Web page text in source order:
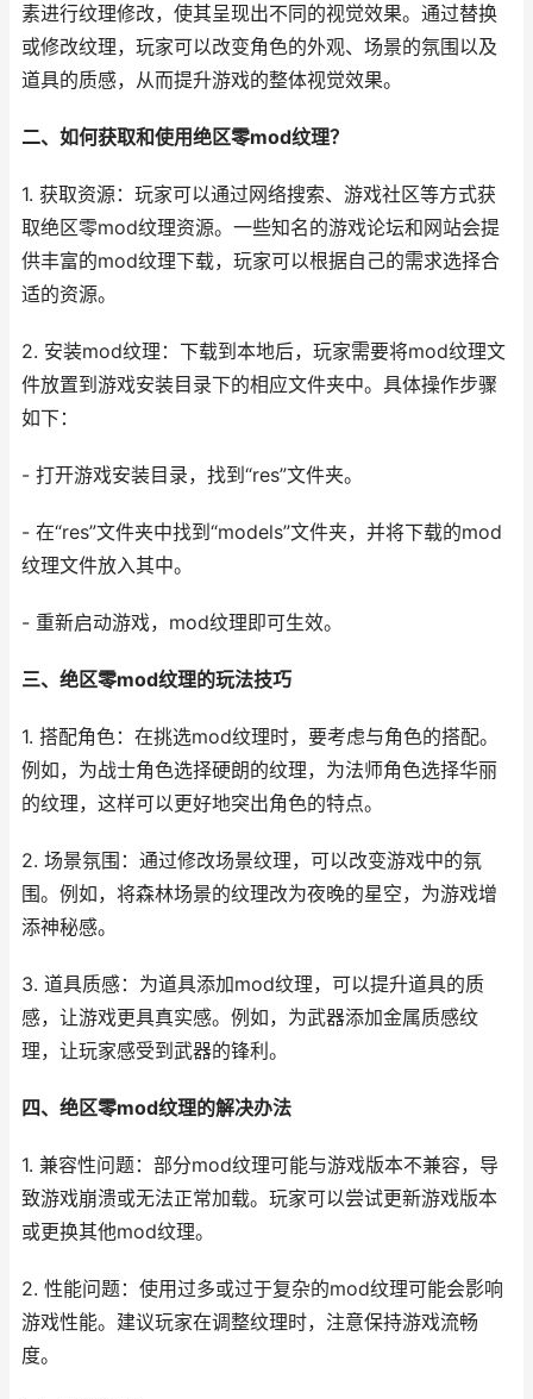
素进行纹理修改，使其呈现出不同的视觉效果。通过替换
或修改纹理，玩家可以改变角色的外观、场景的氛围以及
道具的质感，从而提升游戏的整体视觉效果。
二、如何获取和使用绝区零mod纹理？
1. 获取资源：玩家可以通过网络搜索、游戏社区等方式获
取绝区零mod纹理资源。一些知名的游戏论坛和网站会提
供丰富的mod纹理下载，玩家可以根据自己的需求选择合
适的资源。
2. 安装mod纹理：下载到本地后，玩家需要将mod纹理文
件放置到游戏安装目录下的相应文件夹中。具体操作步骤
如下：
- 打开游戏安装目录，找到“res”文件夹。
- 在“res”文件夹中找到“models”文件夹，并将下载的mod
纹理文件放入其中。
- 重新启动游戏，mod纹理即可生效。
三、绝区零mod纹理的玩法技巧
1. 搭配角色：在挑选mod纹理时，要考虑与角色的搭配。
例如，为战士角色选择硬朗的纹理，为法师角色选择华丽
的纹理，这样可以更好地突出角色的特点。
2. 场景氛围：通过修改场景纹理，可以改变游戏中的氛
围。例如，将森林场景的纹理改为夜晚的星空，为游戏增
添神秘感。
3. 道具质感：为道具添加mod纹理，可以提升道具的质
感，让游戏更具真实感。例如，为武器添加金属质感纹
理，让玩家感受到武器的锋利。
四、绝区零mod纹理的解决办法
1. 兼容性问题：部分mod纹理可能与游戏版本不兼容，导
致游戏崩溃或无法正常加载。玩家可以尝试更新游戏版本
或更换其他mod纹理。
2. 性能问题：使用过多或过于复杂的mod纹理可能会影响
游戏性能。建议玩家在调整纹理时，注意保持游戏流畅
度。